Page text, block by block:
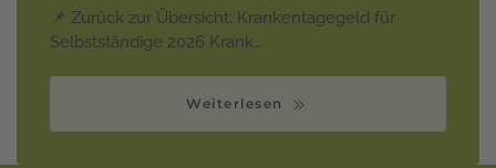
📌 Zurück zur Übersicht: Krankentagegeld für
Selbstständige 2026 Krank…
Weiterlesen